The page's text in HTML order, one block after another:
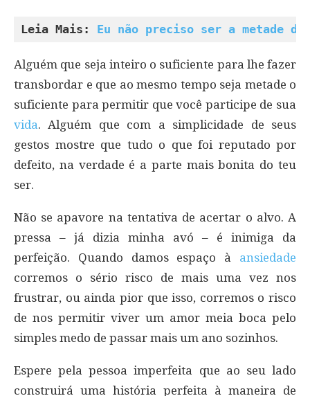
Leia Mais: Eu não preciso ser a metade de
Alguém que seja inteiro o suficiente para lhe fazer
transbordar e que ao mesmo tempo seja metade o
suficiente para permitir que você participe de sua
vida. Alguém que com a simplicidade de seus
gestos mostre que tudo o que foi reputado por
defeito, na verdade é a parte mais bonita do teu
ser.
Não se apavore na tentativa de acertar o alvo. A
pressa – já dizia minha avó – é inimiga da
perfeição. Quando damos espaço à ansiedade
corremos o sério risco de mais uma vez nos
frustrar, ou ainda pior que isso, corremos o risco
de nos permitir viver um amor meia boca pelo
simples medo de passar mais um ano sozinhos.
Espere pela pessoa imperfeita que ao seu lado
construirá uma história perfeita à maneira de